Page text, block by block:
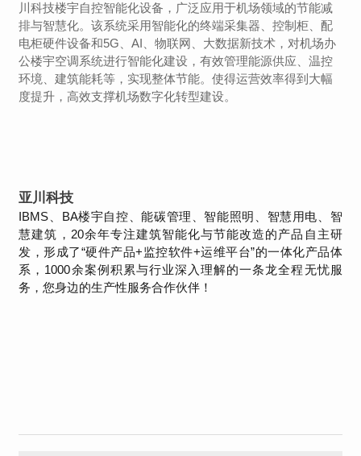
川科技楼宇自控智能化设备，广泛应用于机场领域的节能减
排与智慧化。该系统采用智能化的终端采集器、控制柜、配
电柜硬件设备和5G、AI、物联网、大数据新技术，对机场办
公楼宇空调系统进行智能化建设，有效管理能源供应、温控
环境、建筑能耗等，实现整体节能。使得运营效率得到大幅
度提升，高效支撑机场数字化转型建设。
亚川科技
IBMS、BA楼宇自控、能碳管理、智能照明、智慧用电、智
慧建筑，20余年专注建筑智能化与节能改造的产品自主研
发，形成了“硬件产品+监控软件+运维平台”的一体化产品体
系，1000余案例积累与行业深入理解的一条龙全程无忧服
务，您身边的生产性服务合作伙伴！